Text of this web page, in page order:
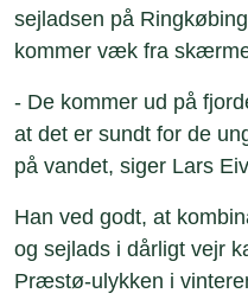
sejladsen på
kommer væk fra
- De kommer ud på
at det er sundt for de
på vandet, siger Lars
Han ved godt, at
og sejlads i dårligt vejr
Præstø-ulykken i